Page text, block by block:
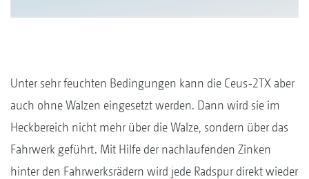
Unter sehr feuchten Bedingungen kann die Ceus-2TX aber
auch ohne Walzen eingesetzt werden. Dann wird sie im
Heckbereich nicht mehr über die Walze, sondern über das
Fahrwerk geführt. Mit Hilfe der nachlaufenden Zinken
hinter den Fahrwerksrädern wird jede Radspur direkt wieder